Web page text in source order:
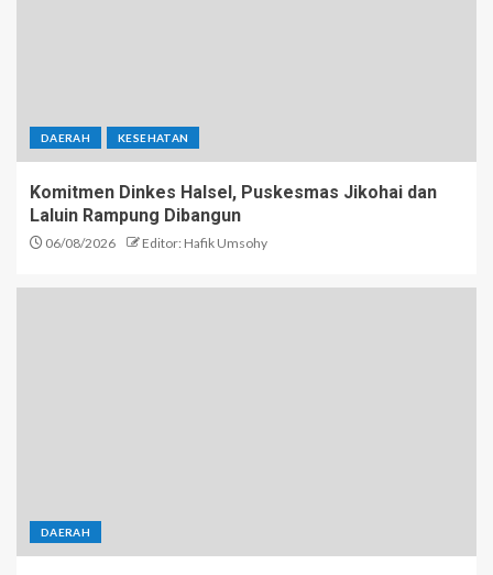
DAERAH KESEHATAN
Komitmen Dinkes Halsel, Puskesmas Jikohai dan
Laluin Rampung Dibangun
06/08/2026 Editor: Hafik Umsohy
DAERAH